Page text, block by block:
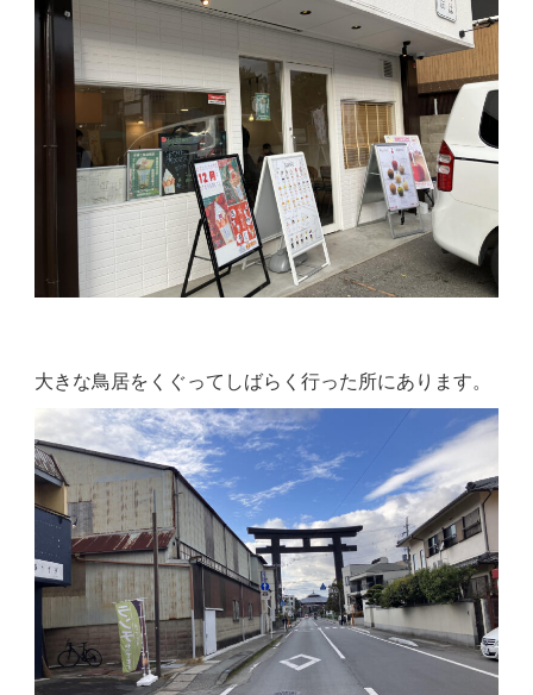
大きな鳥居をくぐってしばらく行った所にあります。